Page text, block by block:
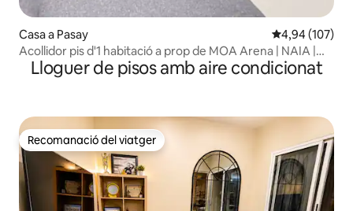
Casa a Pasay 4,94 de
4,94 (107)
Acollidor pis d'1 habitació a prop de MOA Arena | NAIA |
Apte per treballar-hi
Lloguer de pisos amb aire condicionat
Recomanació del viatger
Recomanació del viatger